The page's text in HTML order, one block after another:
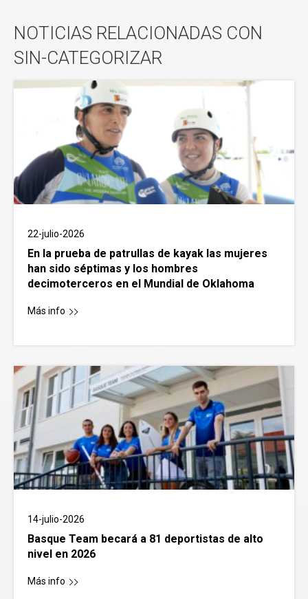
NOTICIAS RELACIONADAS CON
SIN-CATEGORIZAR
22-julio-2026
En la prueba de patrullas de kayak las mujeres
han sido séptimas y los hombres
decimoterceros en el Mundial de Oklahoma
Más info
14-julio-2026
Basque Team becará a 81 deportistas de alto
nivel en 2026
Más info